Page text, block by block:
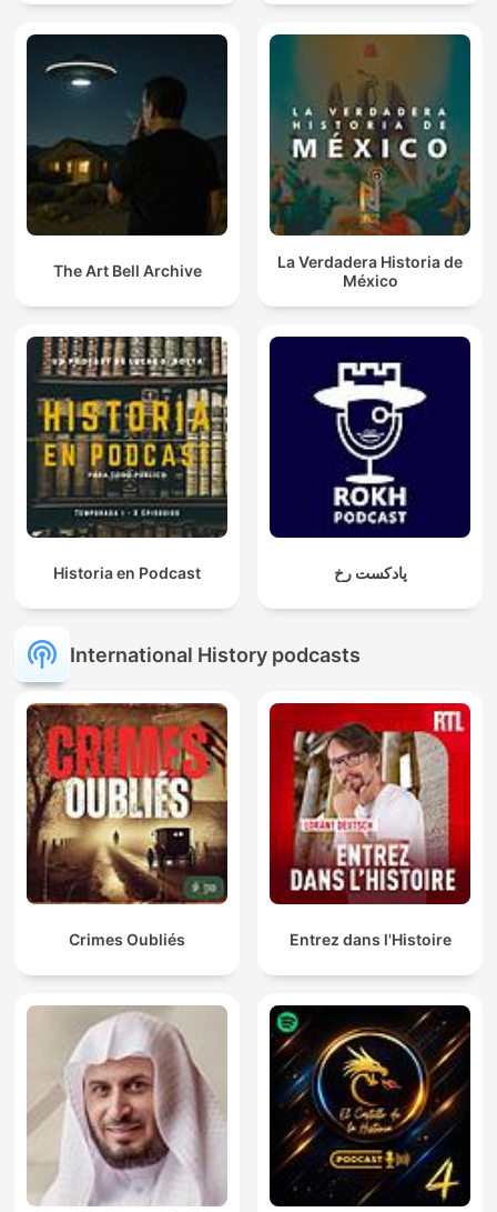
The Art Bell Archive
La Verdadera Historia de
México
Historia en Podcast پادکست رخ
International History podcasts
Crimes Oubliés Entrez dans l'Histoire